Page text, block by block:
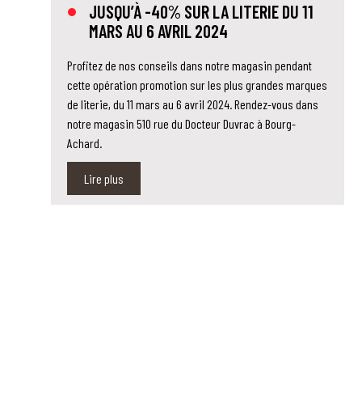
JUSQU’À -40% SUR LA LITERIE DU 11
MARS AU 6 AVRIL 2024
Profitez de nos conseils dans notre magasin pendant
cette opération promotion sur les plus grandes marques
de literie, du 11 mars au 6 avril 2024. Rendez-vous dans
notre magasin 510 rue du Docteur Duvrac à Bourg-
Achard.
Lire plus